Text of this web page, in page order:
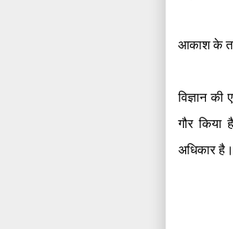
आकाश के
विज्ञान की
गौर किया
अधिकार